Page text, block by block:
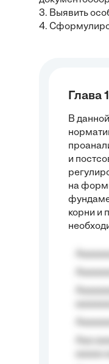
3. Выявить
4.
Глава
В
и
на
корни и